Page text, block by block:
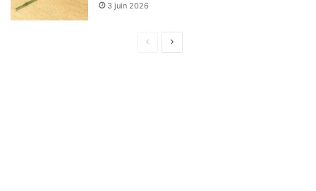
3 juin 2026
Page
Page